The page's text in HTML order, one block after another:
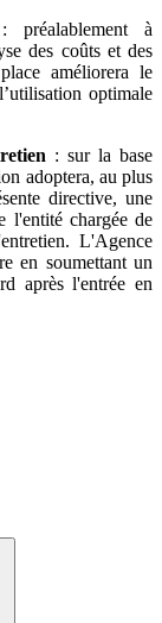
: préalablement à
des coûts et des
améliorera le
optimale
: sur la base
adoptera, au plus
directive, une
l'entité chargée de
L'Agence
en soumettant un
après l'entrée en